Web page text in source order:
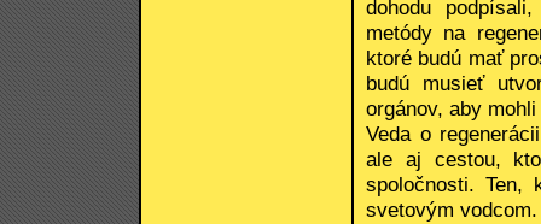
dohodu
metódy na
ktoré budú mať
budú musieť
orgánov, aby
Veda o
ale aj cestou,
spoločnosti.
svetovým vodcom.